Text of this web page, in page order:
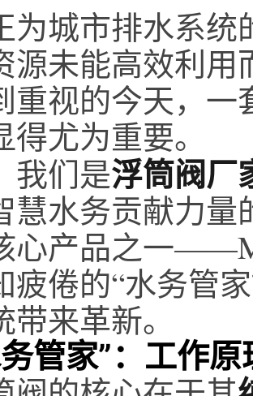
为城市排水系
源未能高效利
重视的今天，
尤为重要。
我们是浮筒阀厂
慧水务贡献力
心产品之一
疲倦的“水务管
来革新。
管家”：工作